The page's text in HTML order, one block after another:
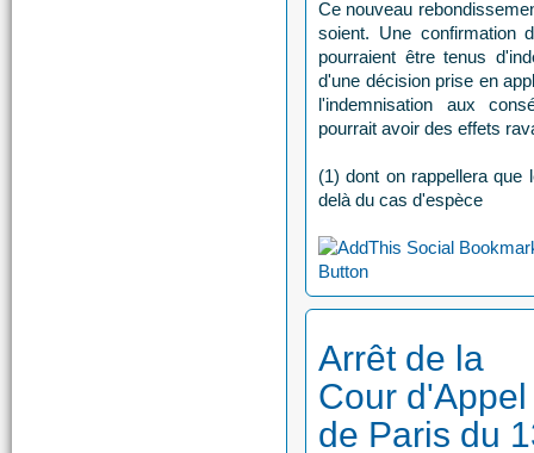
Ce nouveau
soient. Une confirmation
pourraient être tenus
d'une décision prise en
l'indemnisation aux
pourrait avoir des effets
(1) dont on rappellera que
delà du cas d'espèce
Arrêt de la
Cour d'Appel
de Paris du